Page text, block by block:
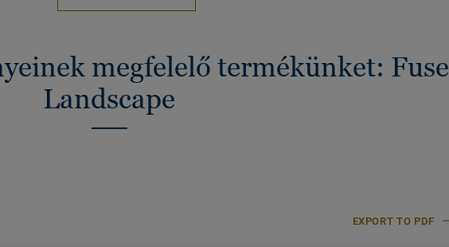
megfelelő termékünket: Fuse
Landscape
EXPORT TO PDF